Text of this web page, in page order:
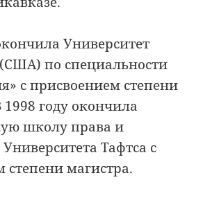
Университет
по специальности
с присвоением степени
году окончила
школу права и
Тафтса с
степени магистра.